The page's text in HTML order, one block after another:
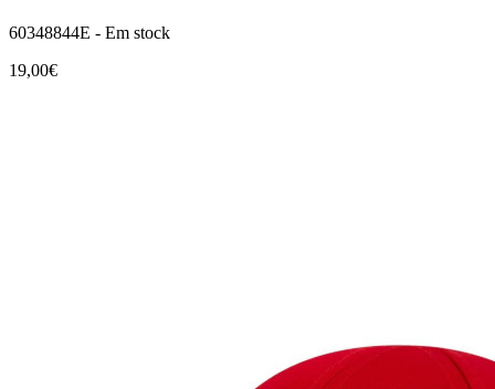
60348844E - Em stock
19,00€